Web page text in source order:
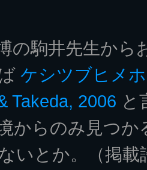
の駒井先生か
ケシツブヒメ
Takeda, 2006 と
からのみ見つ
いとか。（掲